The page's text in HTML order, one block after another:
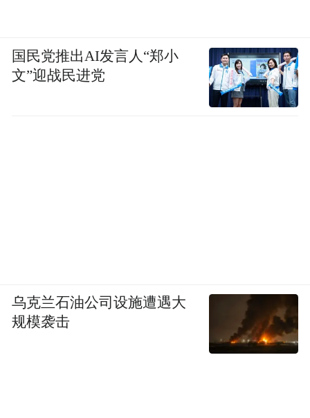
国民党推出AI发言人“郑小
文”迎战民进党
乌克兰石油公司设施遭遇大
规模袭击